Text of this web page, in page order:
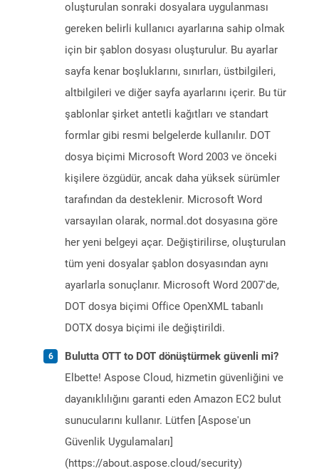
oluşturulan sonraki dosyalara uygulanması
gereken belirli kullanıcı ayarlarına sahip olmak
için bir şablon dosyası oluşturulur. Bu ayarlar
sayfa kenar boşluklarını, sınırları, üstbilgileri,
altbilgileri ve diğer sayfa ayarlarını içerir. Bu tür
şablonlar şirket antetli kağıtları ve standart
formlar gibi resmi belgelerde kullanılır. DOT
dosya biçimi Microsoft Word 2003 ve önceki
kişilere özgüdür, ancak daha yüksek sürümler
tarafından da desteklenir. Microsoft Word
varsayılan olarak, normal.dot dosyasına göre
her yeni belgeyi açar. Değiştirilirse, oluşturulan
tüm yeni dosyalar şablon dosyasından aynı
ayarlarla sonuçlanır. Microsoft Word 2007'de,
DOT dosya biçimi Office OpenXML tabanlı
DOTX dosya biçimi ile değiştirildi.
Bulutta OTT to DOT dönüştürmek güvenli mi?
Elbette! Aspose Cloud, hizmetin güvenliğini ve
dayanıklılığını garanti eden Amazon EC2 bulut
sunucularını kullanır. Lütfen [Aspose'un
Güvenlik Uygulamaları]
(https://about.aspose.cloud/security)